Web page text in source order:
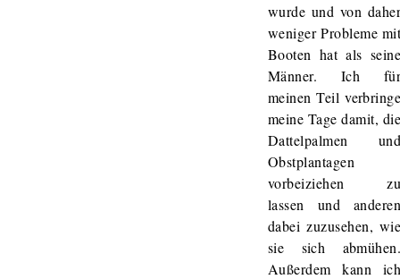
wurde und von
weniger Probleme
Booten hat als
Männer. Ich
meinen Teil
meine Tage damit,
Dattelpalmen
Obstplantagen
vorbeiziehen
lassen und
dabei zuzusehen,
sie sich
Außerdem kann